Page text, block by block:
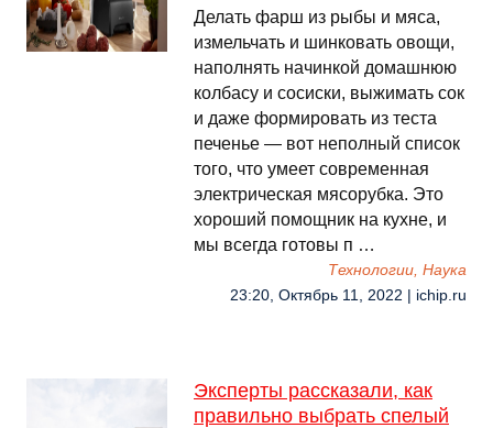
Делать фарш из рыбы и мяса,
измельчать и шинковать овощи,
наполнять начинкой домашнюю
колбасу и сосиски, выжимать сок
и даже формировать из теста
печенье — вот неполный список
того, что умеет современная
электрическая мясорубка. Это
хороший помощник на кухне, и
мы всегда готовы п …
Технологии, Наука
23:20, Октябрь 11, 2022 | ichip.ru
Эксперты рассказали, как
правильно выбрать спелый